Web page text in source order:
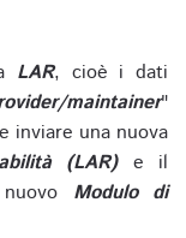
LAR, cioè i dati
maintainer"
inviare una nuova
(LAR)e il
Modulo di